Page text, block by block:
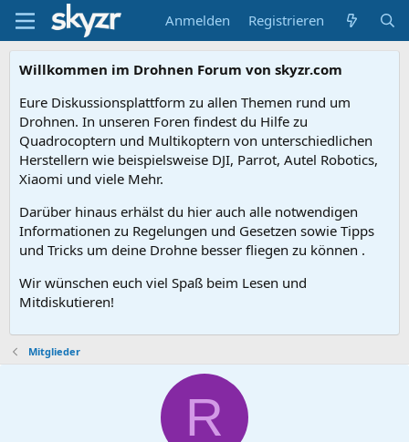
Anmelden Registrieren
Willkommen im Drohnen Forum von skyzr.com
Eure Diskussionsplattform zu allen Themen rund um
Drohnen. In unseren Foren findest du Hilfe zu
Quadrocoptern und Multikoptern von unterschiedlichen
Herstellern wie beispielsweise DJI, Parrot, Autel Robotics,
Xiaomi und viele Mehr.
Darüber hinaus erhälst du hier auch alle notwendigen
Informationen zu Regelungen und Gesetzen sowie Tipps
und Tricks um deine Drohne besser fliegen zu können .
Wir wünschen euch viel Spaß beim Lesen und
Mitdiskutieren!
Mitglieder
R